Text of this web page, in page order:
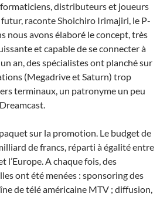
distributeurs et joueurs
futur, raconte Shoichiro Irimajiri, le P-
nous avons élaboré le concept, très
et capable de se connecter à
an, des spécialistes ont planché sur
(Megadrive et Saturn) trop
terminaux, un patronyme un peu
sur la promotion. Le budget de
de francs, réparti à égalité entre
l’Europe. A chaque fois, des
ont été menées : sponsoring des
de télé américaine MTV ; diffusion,